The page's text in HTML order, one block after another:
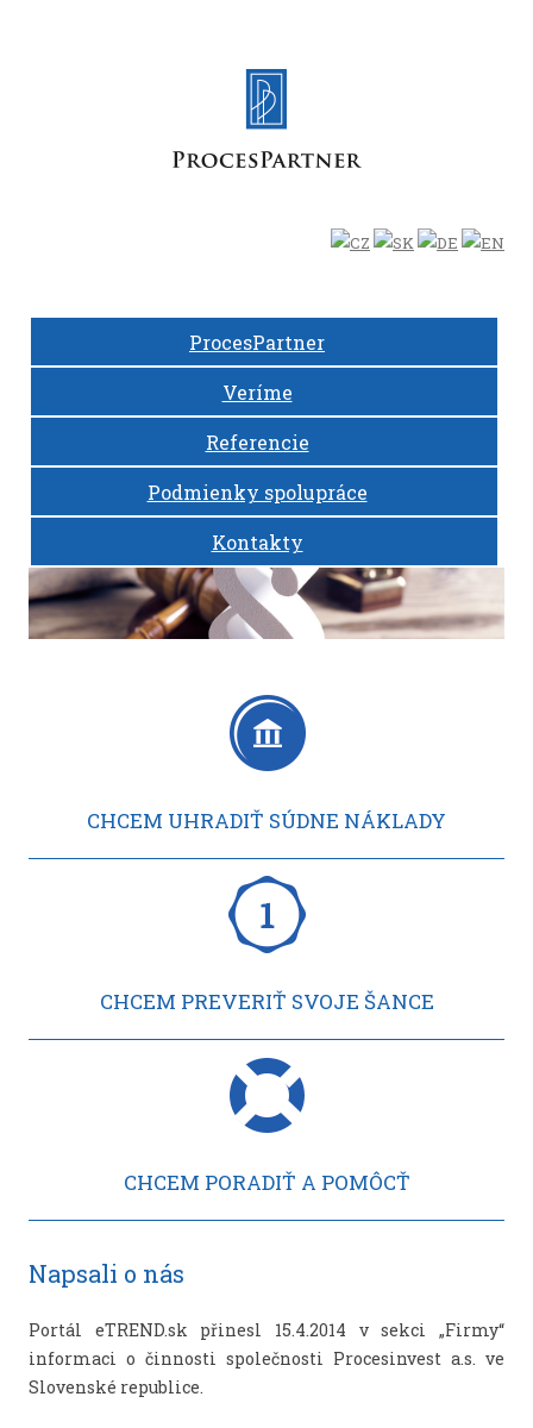
ProcesPartner
Veríme
Referencie
Podmienky spolupráce
Kontakty
CHCEM UHRADIŤ SÚDNE NÁKLADY
CHCEM PREVERIŤ SVOJE ŠANCE
CHCEM PORADIŤ A POMÔCŤ
Napsali o nás
Portál eTREND.sk přinesl 15.4.2014 v sekci „Firmy“
informaci o činnosti společnosti Procesinvest a.s. ve
Slovenské republice.